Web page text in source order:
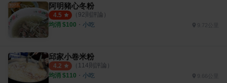
阿明豬心冬粉
4.5 （ 92則評論）
均消 $100 ・ 小吃
邱家小卷米粉
4.2 （ 114則評論）
均消 $110 ・ 小吃